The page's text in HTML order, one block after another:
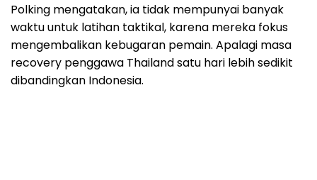
Polking mengatakan, ia tidak mempunyai banyak
waktu untuk latihan taktikal, karena mereka fokus
mengembalikan kebugaran pemain. Apalagi masa
recovery penggawa Thailand satu hari lebih sedikit
dibandingkan Indonesia.